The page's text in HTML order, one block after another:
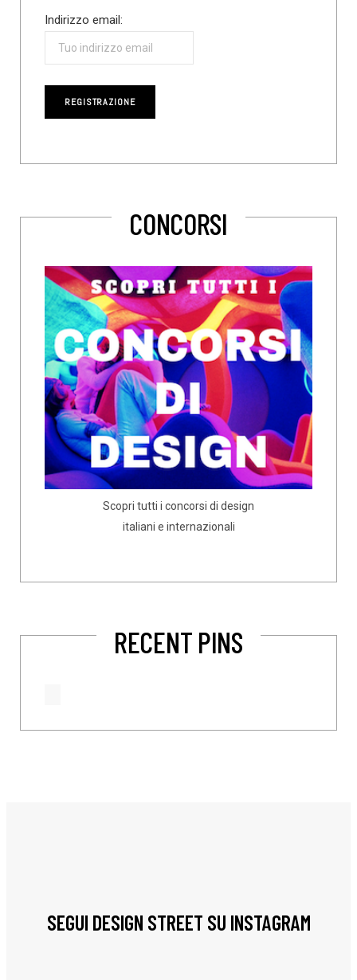
Indirizzo email:
CONCORSI
Scopri tutti i concorsi di design
italiani e internazionali
RECENT PINS
SEGUI DESIGN STREET SU INSTAGRAM